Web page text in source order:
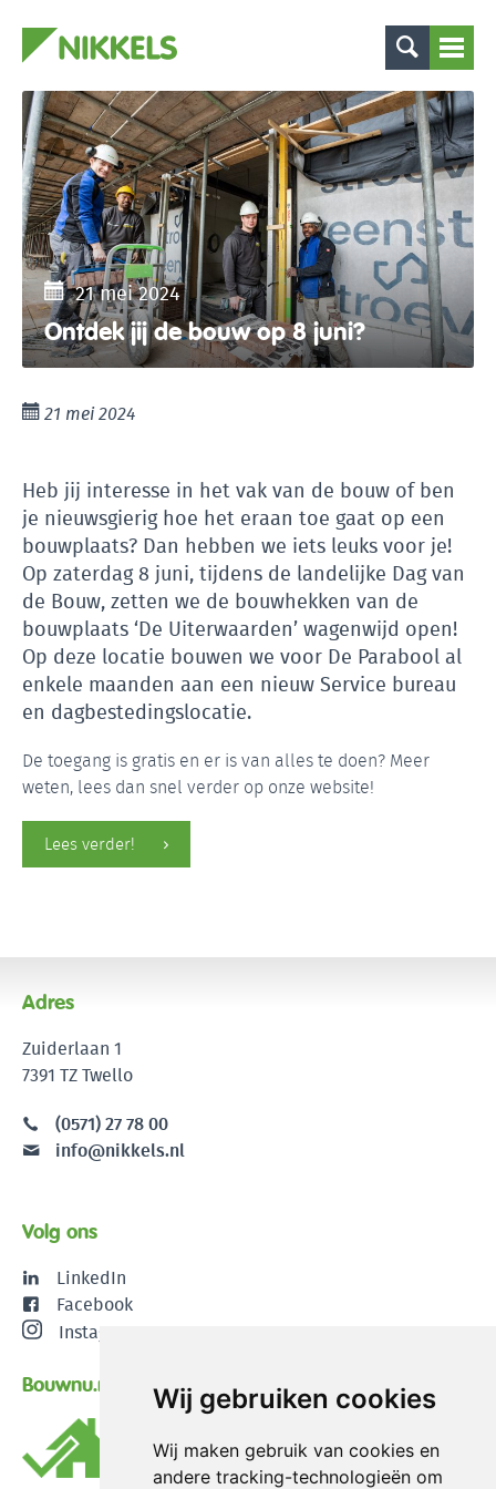
Wij gebruiken cookies
Wij maken gebruik van cookies en
andere tracking-technologieën om
21 mei 2024
Ontdek jij de bouw op 8 juni?
21 mei 2024
Heb jij interesse in het vak van de bouw of ben
je nieuwsgierig hoe het eraan toe gaat op een
bouwplaats? Dan hebben we iets leuks voor je!
Op zaterdag 8 juni, tijdens de landelijke Dag van
de Bouw, zetten we de bouwhekken van de
bouwplaats ‘De Uiterwaarden’ wagenwijd open!
Op deze locatie bouwen we voor De Parabool al
enkele maanden aan een nieuw Service bureau
en dagbestedingslocatie.
De toegang is gratis en er is van alles te doen? Meer
weten, lees dan snel verder op onze website!
Lees verder!
Adres
Zuiderlaan 1
7391 TZ Twello
(0571) 27 78 00
info@nikkels.nl
Volg ons
LinkedIn
Facebook
Instagram
Bouwnu.nl